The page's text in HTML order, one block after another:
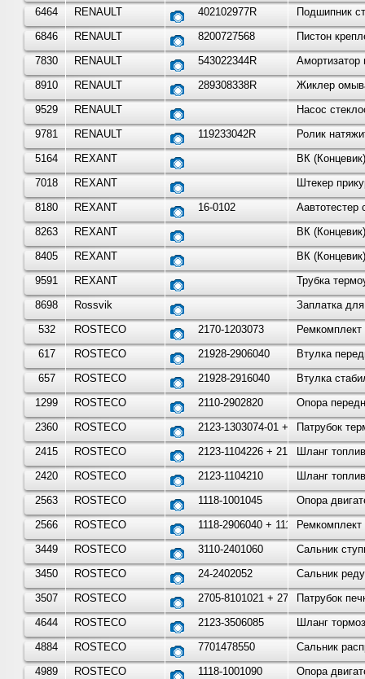
6464 RENAULT 402102977R
Подшипник
6846
RENAULT 8200727568
Пистон
7830
RENAULT 543022344R
Амортизатор
8910
RENAULT 289308338R
Жиклер
9529
RENAULT
Насос
9781
RENAULT 119233042R
Ролик
5164
REXANT
ВК
7018
REXANT
Штекер
8180
REXANT 16-0102
Аавтотестер
8263
REXANT
ВК
8405
REXANT
ВК
9591
REXANT
Трубка
8698
Rossvik
Заплатка
532
ROSTECO 2170-1203073
617
ROSTECO 21928-2906040
Втулка
657
ROSTECO 21928-2916040
Втулка
1299
ROSTECO 2110-2902820
Опора
2360
ROSTECO 2123-1303074-01 + 2108-13
Патрубок
2415
ROSTECO 2123-1104226 + 2123-11042
Шланг
2420
ROSTECO 2123-1104210
Шланг
2563
ROSTECO 1118-1001045
Опора
2566
ROSTECO 1118-2906040 + 1118-29060Ремкомплект
3449
ROSTECO 3110-2401060
Сальник
3450
ROSTECO 24-2402052
Сальник
3507
ROSTECO 2705-8101021 + 2705-81010
Патрубок
4644
ROSTECO 2123-3506085
Шланг
4884
ROSTECO 7701478550
Сальник
4989
ROSTECO 1118-1001090
Опора